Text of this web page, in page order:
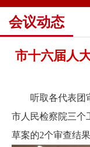
会议动态
市十六届人
听取各代表团
市人民检察院三个
草案的2个审查结